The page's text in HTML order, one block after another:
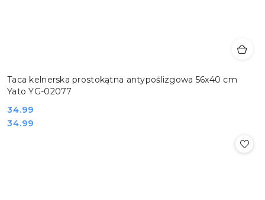
Taca kelnerska prostokątna antypoślizgowa 56x40 cm
Yato YG-02077
Cena:
34.99
Cena:
34.99